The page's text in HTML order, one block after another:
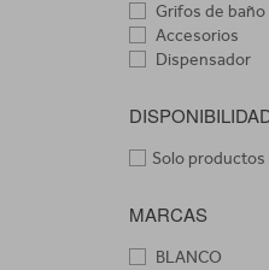
Grifos de baño
Accesorios
Dispensador
Solo
MARCAS
BLANCO